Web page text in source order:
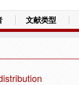
文献类型